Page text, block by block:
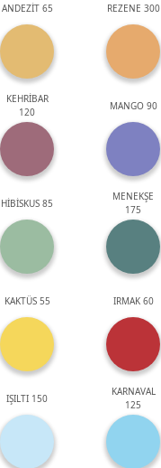
ANDEZİT 65 REZENE 300
KEHRİBAR
120
MANGO 90
HİBİSKUS 85
MENEKŞE
175
KAKTÜS 55 IRMAK 60
IŞILTI 150
KARNAVAL
125